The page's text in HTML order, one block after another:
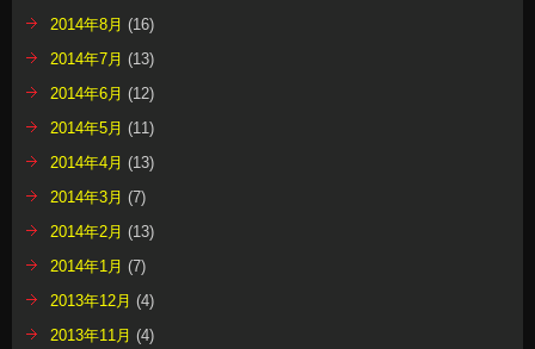
2014年8月 (16)
2014年7月 (13)
2014年6月 (12)
2014年5月 (11)
2014年4月 (13)
2014年3月 (7)
2014年2月 (13)
2014年1月 (7)
2013年12月 (4)
2013年11月 (4)